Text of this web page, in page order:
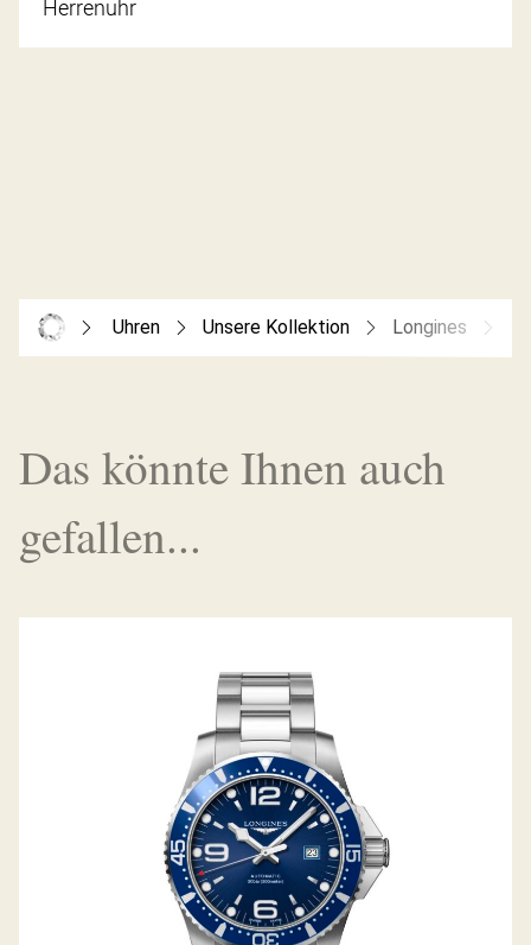
Herrenuhr
Uhren Unsere Kollektion Longines
Das könnte Ihnen auch
gefallen...
HYDROCONQUEST